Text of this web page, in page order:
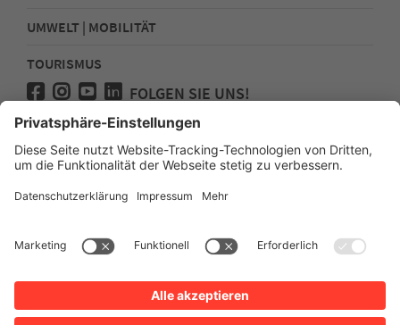
UMWELT | MOBILITÄT
TOURISMUS
FOLGEN SIE UNS!
Presse
Kontakt
Impressum
Sitemap